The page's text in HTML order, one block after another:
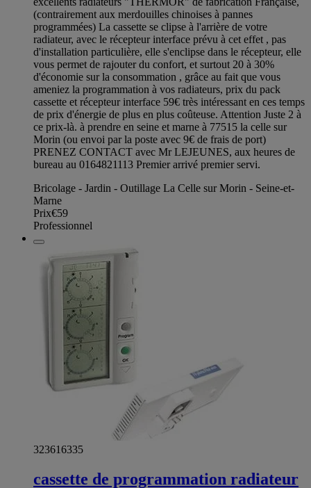
(contrairement aux merdouilles chinoises à pannes
programmées) La cassette se clipse à l'arrière de votre
radiateur, avec le récepteur interface prévu à cet effet , pas
d'installation particulière, elle s'enclipse dans le récepteur, elle
vous permet de rajouter du confort, et surtout 20 à 30%
d'économie sur la consommation , grâce au fait que vous
ameniez la programmation à vos radiateurs, prix du pack
cassette et récepteur interface 59€ très intéressant en ces temps
de prix d'énergie de plus en plus coûteuse. Attention Juste 2 à
ce prix-là. à prendre en seine et marne à 77515 la celle sur
Morin (ou envoi par la poste avec 9€ de frais de port)
PRENEZ CONTACT avec Mr LEJEUNES, aux heures de
bureau au 0164821113 Premier arrivé premier servi.
Bricolage - Jardin - Outillage La Celle sur Morin - Seine-et-
Marne
Prix€59
Professionnel
323616335
cassette de programmation radiateur